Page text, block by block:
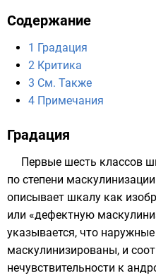
Содержание
1 Градация
2 Критика
3 См. Также
4 Примечания
Градация
Первые шесть классов
по степени
описывает шкалу как
или «дефектную
указывается, что
маскулинизированы, и
нечувствительности к